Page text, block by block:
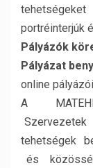
portréinterjúk
Pályázók
Pályázat
online
A
tehetségek
és